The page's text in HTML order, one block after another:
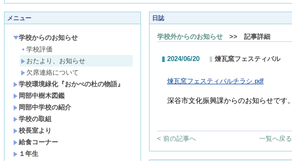
メニュー
学校からのお知らせ
学校評価
おたより、お知らせ
欠席連絡について
学校環境緑化『おかべの杜の物語』
岡部中樹木図鑑
岡部中学校の紹介
学校の取組
校長室より
給食コーナー
１年生
日誌
学校外からのお知らせ >> 記事詳細
2024/06/20 煉瓦窯フェスティバル
煉瓦窯フェスティバルチラシ.pdf
深谷市文化振興課からのお知らせです。
< 前の記事へ 一覧へ戻る